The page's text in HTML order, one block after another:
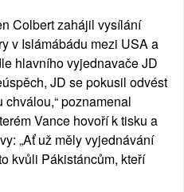
Colbert zahájil vysílání
v Islámábádu mezi USA a
hlavního vyjednavače JD
JD se pokusil odvést
poznamenal
Vance hovoří k tisku a
„Ať už měly vyjednávání
kvůli Pákistáncům, kteří